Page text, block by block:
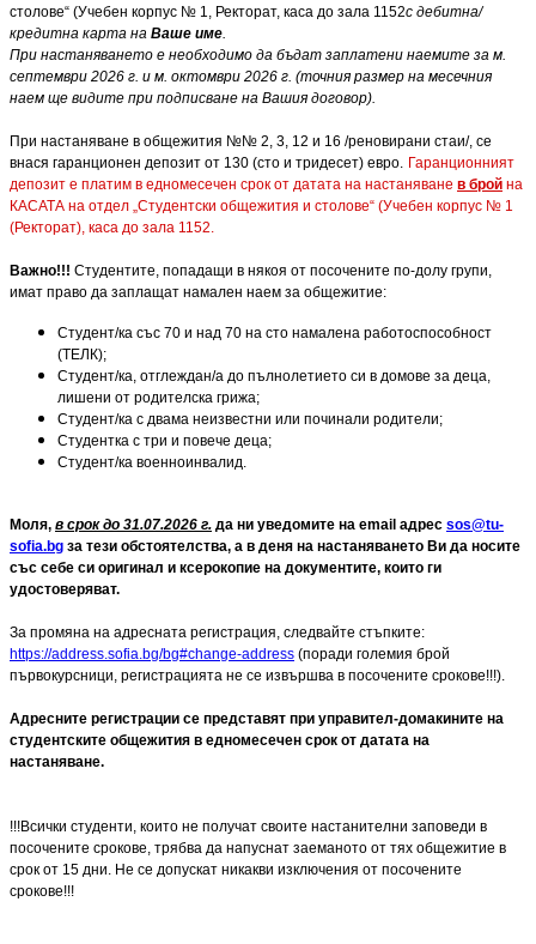
столове“ (Учебен корпус № 1, Ректорат, каса до зала 1152с дебитна/
кредитна карта на Ваше име.
При настаняването е необходимо да бъдат заплатени наемите за м.
септември 2026 г. и м. октомври 2026 г. (точния размер на месечния
наем ще видите при подписване на Вашия договор).
При настаняване в общежития №№ 2, 3, 12 и 16 /реновирани стаи/, се
внася гаранционен депозит от 130 (сто и тридесет) евро. Гаранционният
депозит е платим в едномесечен срок от датата на настаняване в брой на
КАСАТА на отдел „Студентски общежития и столове“ (Учебен корпус № 1
(Ректорат), каса до зала 1152.
Важно!!! Студентите, попадащи в някоя от посочените по-долу групи,
имат право да заплащат намален наем за общежитие:
Студент/ка със 70 и над 70 на сто намалена работоспособност
(ТЕЛК);
Студент/ка, отглеждан/а до пълнолетието си в домове за деца,
лишени от родителска грижа;
Студент/ка с двама неизвестни или починали родители;
Студентка с три и повече деца;
Студент/ка военноинвалид.
Моля, в срок до 31.07.2026 г. да ни уведомите на email адрес sos@tu-
sofia.bg за тези обстоятелства, а в деня на настаняването Ви да носите
със себе си оригинал и ксерокопие на документите, които ги
удостоверяват.
За промяна на адресната регистрация, следвайте стъпките:
https://address.sofia.bg/bg#change-address (поради големия брой
първокурсници, регистрацията не се извършва в посочените срокове!!!).
Адресните регистрации се представят при управител-домакините на
студентските общежития в едномесечен срок от датата на
настаняване.
!!!Всички студенти, които не получат своите настанителни заповеди в
посочените срокове, трябва да напуснат заеманото от тях общежитие в
срок от 15 дни. Не се допускат никакви изключения от посочените
срокове!!!